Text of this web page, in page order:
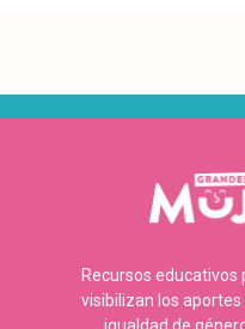
Recursos educativos
visibilizan los
igualdad de